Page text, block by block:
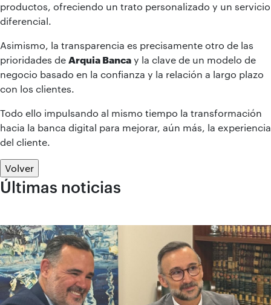
productos, ofreciendo un trato personalizado y un servicio
diferencial.
Asimismo, la transparencia es precisamente otro de las
prioridades de Arquia Banca y la clave de un modelo de
negocio basado en la confianza y la relación a largo plazo
con los clientes.
Todo ello impulsando al mismo tiempo la transformación
hacia la banca digital para mejorar, aún más, la experiencia
del cliente.
Volver
Últimas noticias